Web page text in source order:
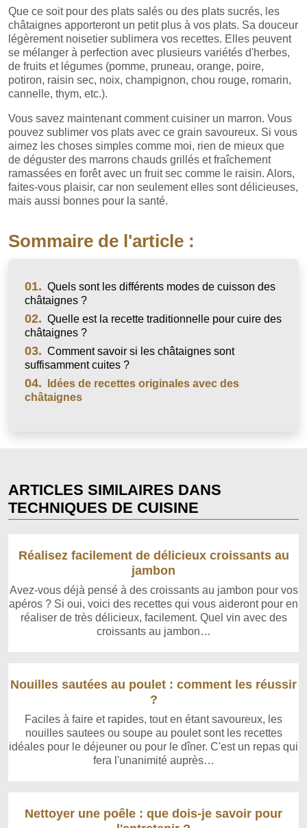
Que ce soit pour des plats salés ou des plats sucrés, les
châtaignes apporteront un petit plus à vos plats. Sa douceur
légèrement noisetier sublimera vos recettes. Elles peuvent
se mélanger à perfection avec plusieurs variétés d'herbes,
de fruits et légumes (pomme, pruneau, orange, poire,
potiron, raisin sec, noix, champignon, chou rouge, romarin,
cannelle, thym, etc.).
Vous savez maintenant comment cuisiner un marron. Vous
pouvez sublimer vos plats avec ce grain savoureux. Si vous
aimez les choses simples comme moi, rien de mieux que
de déguster des marrons chauds grillés et fraîchement
ramassées en forêt avec un fruit sec comme le raisin. Alors,
faites-vous plaisir, car non seulement elles sont délicieuses,
mais aussi bonnes pour la santé.
Sommaire de l'article :
01. Quels sont les différents modes de cuisson des
châtaignes ?
02. Quelle est la recette traditionnelle pour cuire des
châtaignes ?
03. Comment savoir si les châtaignes sont
suffisamment cuites ?
04.
Idées de recettes originales avec des
châtaignes
ARTICLES SIMILAIRES DANS
TECHNIQUES DE CUISINE
Réalisez facilement de délicieux croissants au
jambon
Avez-vous déjà pensé à des croissants au jambon pour vos
apéros ? Si oui, voici des recettes qui vous aideront pour en
réaliser de très délicieux, facilement. Quel vin avec des
croissants au jambon…
Nouilles sautées au poulet : comment les réussir
?
Faciles à faire et rapides, tout en étant savoureux, les
nouilles sautees ou soupe au poulet sont les recettes
idéales pour le déjeuner ou pour le dîner. C'est un repas qui
fera l'unanimité auprès…
Nettoyer une poêle : que dois-je savoir pour